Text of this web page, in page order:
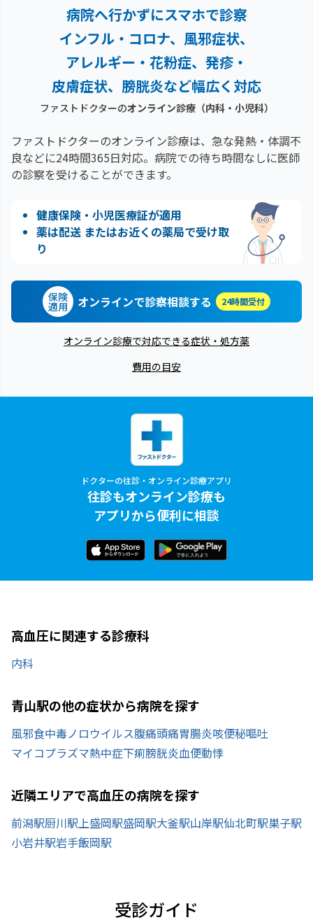
病院へ行かずにスマホで診察
インフル・コロナ、風邪症状、
アレルギー・花粉症、 発疹・
皮膚症状、膀胱炎など幅広く対応
ファストドクターのオンライン診療（内科・小児科）
ファストドクターのオンライン診療は、急な発熱・体調不
良などに24時間365日対応。 病院での待ち時間なしに医師
の診察を受けることができます。
健康保険・小児医療証が適用
薬は配送 またはお近くの薬局で受け取
り
保険
適用 オンラインで診察相談する 24時間受付
オンライン診療で対応できる症状・処方薬
費用の目安
ドクターの往診・オンライン診療アプリ
往診もオンライン診療も
アプリから便利に相談
高血圧に関連する診療科
内科
青山駅の他の症状から病院を探す
風邪食中毒ノロウイルス腹痛頭痛胃腸炎咳便秘嘔吐
マイコプラズマ熱中症下痢膀胱炎血便動悸
近隣エリアで高血圧の病院を探す
前潟駅厨川駅 上盛岡駅盛岡駅大釜駅山岸駅仙北町駅巣子駅
小岩井駅岩手飯岡駅
受診ガイド